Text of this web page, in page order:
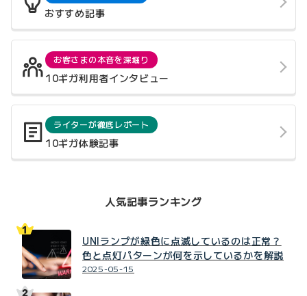
おすすめ記事
お客さまの本音を深堀り
10ギガ利用者インタビュー
ライターが徹底レポート
10ギガ体験記事
人気記事ランキング
UNIランプが緑色に点滅しているのは正常？
色と点灯パターンが何を示しているかを解説
2025-05-15